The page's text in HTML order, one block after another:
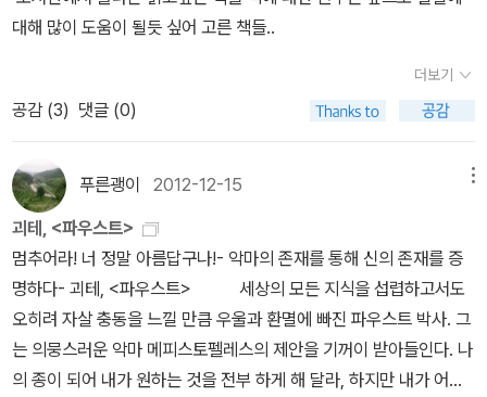
런 결과가 나온 적이 있습니다. 우선 유치원생 20명을 빨간색 방 어
는 등 정적인 활동을 많이 하는 결과가 나타났습니다. (《그림의 힘 1》
중에서) 독자는 처음 이 글을 보는 순간, 아무런 의심 없이 받아들인
다. 대학이나 권위 있는 연구소가 주관하는 실험에서 나온 결과라면
누구나 다 믿게 된다. 여기에 저자가 자신 또한 그 실험의 결과를 확인
했다고 강조하면 설득 있게 보인다. 한편으로 어떤 독자는 이렇게 생
각할 수 있다. 병원에 가면 환자들의 심신을 안정시키는 색채 치료실
이 있는지 궁금해한다. 환자들이 많이 찾고, 최고급 의료기술이 있는
종합병원이라면 이런 색채 치료실 한두 개쯤은 마련되어 있을 것으로
생각하기 쉽다. 진짜로 있는지 확인하려면 수많은 종합병원에 전화를
걸어서 물어보는 방법이 있지만 시간이 오래 걸린다. 성급한 결론으
로 보일 수 있지만, 색채 치료실 효과를 인정하는 의사는 많지 않을 것
은 ‘손으로 생각하는 것’도 아니요, ‘머리로 쓰는 것’도 아니다. 글은
온몸으로, 삶 전체로 쓰는 것이다. 논리 글쓰기를 잘하고 싶다면 그에
맞게 살아야 한다.(260쪽) - 유시민 <유시민의 글쓰기 특강>에서
(pek0501님 인용문 가져옴) 내가 독서를 잠시 멈췄던 것은 '글은
평론계에서는 유명해서 다들 알 거라고 쓰고 있는 것도 같고, 일반에
서는 김수영에게서 읽었지만 잊었거나(어떻게 잊을 수 있지!) 여기저
기서 듣다보니 원 출처를 모른 채 쓰고 있는 것도 같다. 여하간 '온몸
으로'라는 표현으로 글쓰기에 대해 말하며, 국내에서 명문화(明文
化)한 원조는 내가 아는 바로는 김수영이다. 외국 사례까지는 모르겠
다.<시여, 침을 뱉어라> 1968년 문학 세미나에서 나온 말인데, 옮겨
본다. '사실은 나는 20여 년의 시작 생활을 경험하고 나서도 아직도
대해 많이 도움이 될듯 싶어 고른 책들..
더보기
공감 (3) 댓글 (0)
푸른괭이 2012-12-15
괴테, <파우스트>
멈추어라! 너 정말 아름답구나!- 악마의 존재를 통해 신의 존재를 증
명하다- 괴테, <파우스트>
세상의 모든 지식을 섭렵하고서도
오히려 자살 충동을 느낄 만큼 우울과 환멸에 빠진 파우스트 박사. 그
는 의뭉스러운 악마 메피스토펠레스의 제안을 기꺼이 받아들인다. 나
의 종이 되어 내가 원하는 것을 전부 하게 해 달라, 하지만 내가 어느